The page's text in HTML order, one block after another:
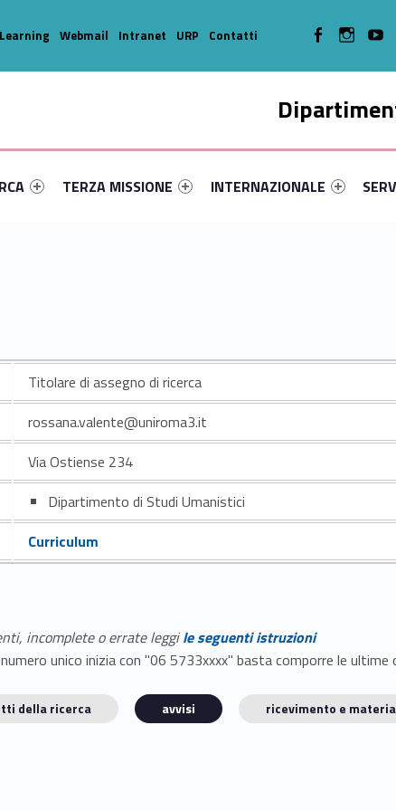
primary-29108-14
#link-menu-primary-91959-35
Link identifier #link-menu-primary-33421-45
TERZA MISSIONE
Link identifier #link-menu-
INTERNAZIONALE
Link
Webmail Intranet URP Contatti WebMan on Facebook
WebMan
Titolare di assegno di ricerca
rossana.valente@uniroma3.it
Via Ostiense 234
Dipartimento di Studi Umanistici
Curriculum
incomplete o errate leggile seguenti istruzioni
unico inizia con "06 5733xxxx" basta comporre le
della ricerca avvisi ricevimento e